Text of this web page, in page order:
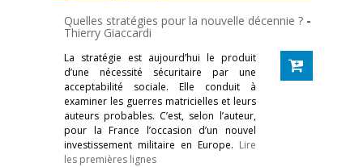
Quelles stratégies pour la nouvelle décennie ? -
Thierry Giaccardi
La stratégie est aujourd’hui le produit
d’une nécessité sécuritaire par une
acceptabilité sociale. Elle conduit à
examiner les guerres matricielles et leurs
auteurs probables. C’est, selon l’auteur,
pour la France l’occasion d’un nouvel
investissement militaire en Europe. Lire
les premières lignes